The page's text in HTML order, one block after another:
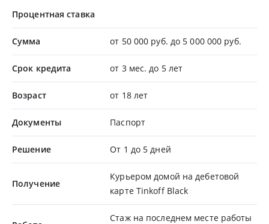
Процентная ставка
Сумма от 50 000 руб. до 5 000 000 руб.
Срок кредита от 3 мес. до 5 лет
Возраст от 18 лет
Документы Паспорт
Решение От 1 до 5 дней
Получение
Курьером домой на дебетовой
карте Tinkoff Black
Стаж на последнем месте работы